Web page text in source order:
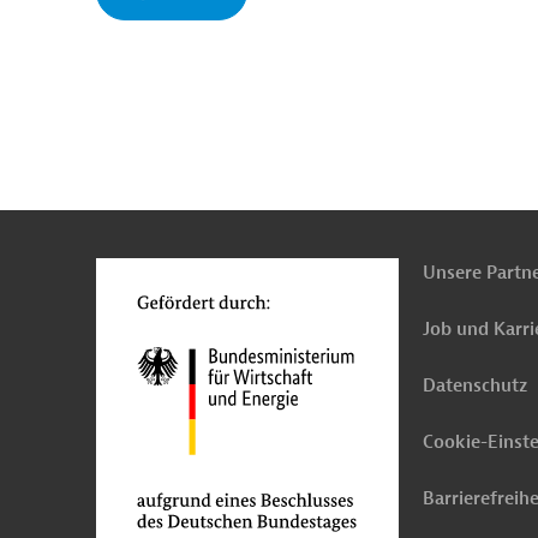
Unsere
Job und
Datenschutz
Cookie-